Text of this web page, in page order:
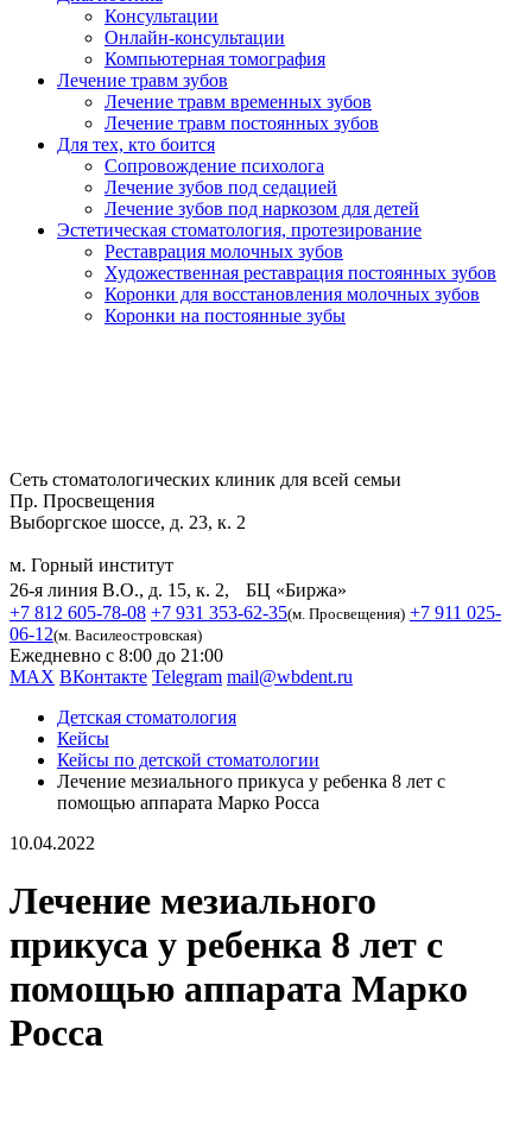
Консультации
Онлайн-консультации
Компьютерная томография
Лечение травм зубов
Лечение травм временных зубов
Лечение травм постоянных зубов
Для тех, кто боится
Сопровождение психолога
Лечение зубов под седацией
Лечение зубов под наркозом для детей
Эстетическая стоматология, протезирование
Реставрация молочных зубов
Художественная реставрация постоянных зубов
Коронки для восстановления молочных зубов
Коронки на постоянные зубы
Сеть стоматологических клиник для всей семьи
Пр. Просвещения
Выборгское шоссе, д. 23, к. 2
м. Горный институт
26-я линия В.О., д. 15, к. 2, БЦ «Биржа»
+7 812 605-78-08 +7 931 353-62-35(м. Просвещения) +7 911 025-
06-12(м. Василеостровская)
Ежедневно с 8:00 до 21:00
MAX ВКонтакте Telegram mail@wbdent.ru
Детская стоматология
Кейсы
Кейсы по детской стоматологии
Лечение мезиального прикуса у ребенка 8 лет с
помощью аппарата Марко Росса
10.04.2022
Лечение мезиального
прикуса у ребенка 8 лет с
помощью аппарата Марко
Росса